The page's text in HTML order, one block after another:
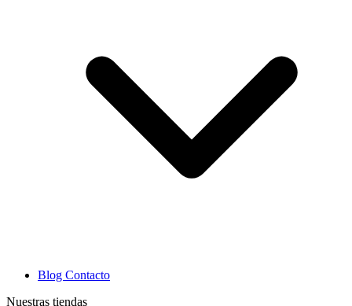
Blog Contacto
Nuestras tiendas